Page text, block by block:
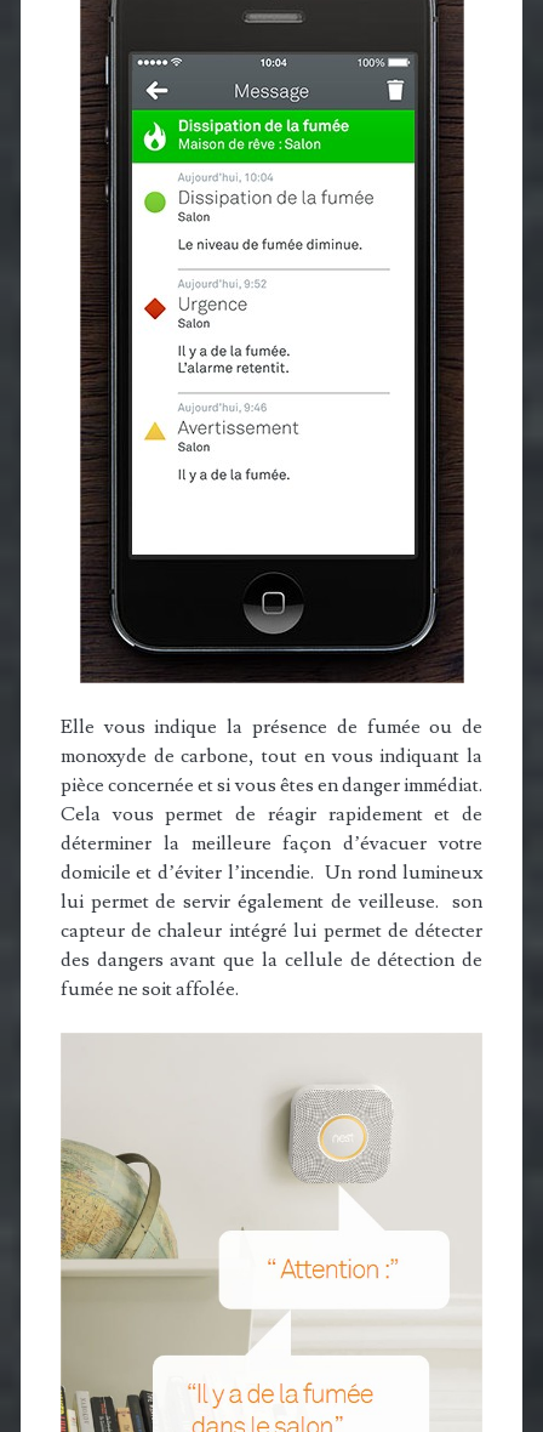
Elle vous indique la présence de fumée ou de
monoxyde de carbone, tout en vous indiquant la
pièce concernée et si vous êtes en danger immédiat.
Cela vous permet de réagir rapidement et de
déterminer la meilleure façon d’évacuer votre
domicile et d’éviter l’incendie. Un rond lumineux
lui permet de servir également de veilleuse. son
capteur de chaleur intégré lui permet de détecter
des dangers avant que la cellule de détection de
fumée ne soit affolée.